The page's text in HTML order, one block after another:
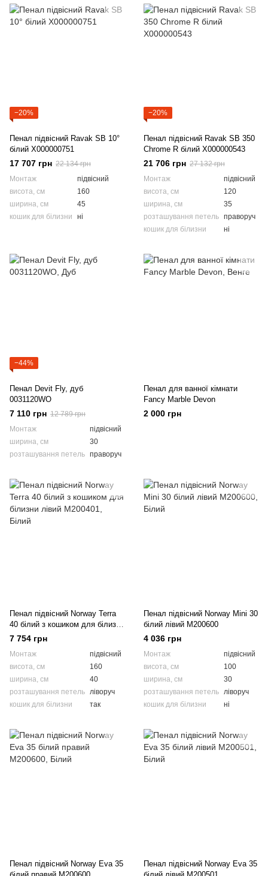
−20%
Пенал підвісний Ravak SB 10°
білий X000000751
17 707 грн 22 134 грн
Монтаж
підвісний
висота, см
160
ширина, см
45
кошик для білизни
ні
−20%
Пенал підвісний Ravak SB 350
Chrome R білий X000000543
21 706 грн 27 132 грн
Монтаж
підвісний
висота, см
120
ширина, см
35
розташування петель праворуч
кошик для білизни
ні
−44%
Пенал Devit Fly, дуб
0031120WO
7 110 грн 12 789 грн
Монтаж
підвісний
ширина, см
30
розташування петель праворуч
Пенал для ванної кімнати
Fancy Marble Devon
2 000 грн
Пенал підвісний Norway Terra
40 білий з кошиком для білизни
лівий M200401
7 754 грн
Монтаж
підвісний
висота, см
160
ширина, см
40
розташування петель ліворуч
кошик для білизни
так
Пенал підвісний Norway Mini 30
білий лівий M200600
4 036 грн
Монтаж
підвісний
висота, см
100
ширина, см
30
розташування петель ліворуч
кошик для білизни
ні
Пенал підвісний Norway Eva 35
Пенал підвісний Norway Eva 35